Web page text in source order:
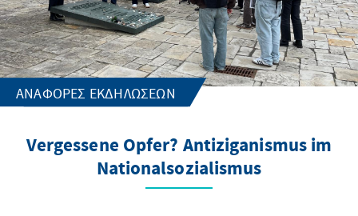
ΑΝΑΦΟΡΈΣ ΕΚΔΗΛΏΣΕΩΝ
Vergessene Opfer? Antiziganismus im
Nationalsozialismus